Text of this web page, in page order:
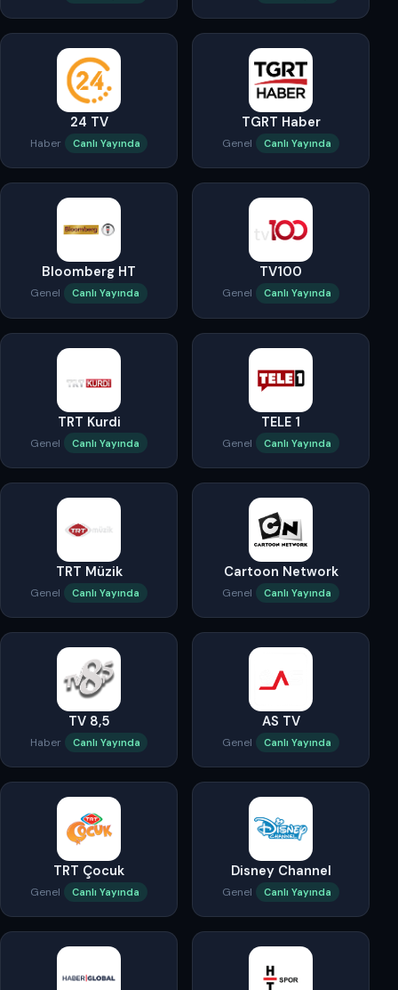
24 TV
Haber Canlı Yayında
TGRT Haber
Genel Canlı Yayında
Bloomberg HT
Genel Canlı Yayında
TV100
Genel Canlı Yayında
TRT Kurdi
Genel Canlı Yayında
TELE 1
Genel Canlı Yayında
TRT Müzik
Genel Canlı Yayında
Cartoon Network
Genel Canlı Yayında
TV 8,5
Haber Canlı Yayında
AS TV
Genel Canlı Yayında
TRT Çocuk
Genel Canlı Yayında
Disney Channel
Genel Canlı Yayında